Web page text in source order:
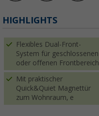
HIGHLIGHTS
Flexibles Dual-Front-
System für geschlossenen
oder offenen Frontbereich
Mit praktischer
Quick&Quiet Magnettür
zum Wohnraum, e